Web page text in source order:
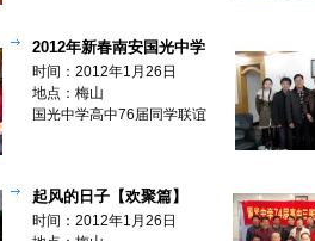
2012年新春南安国光中学
高中76届同学联谊【欢聚篇】
时间：2012年1月26日
地点：梅山
国光中学高中76届同学联谊
起风的日子【欢聚篇】
时间：2012年1月26日